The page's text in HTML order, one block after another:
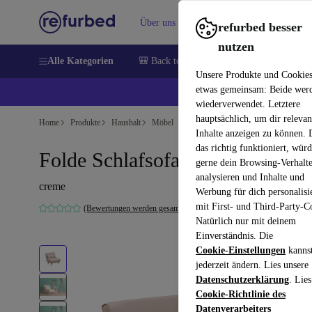
refurbed besser
nutzen
Unsere Produkte und
etwas gemeinsam: Beide
wiederverwendet. Letztere
hauptsächlich, um dir
Inhalte anzeigen zu können.
das richtig funktioniert,
gerne dein Browsing-
analysieren und Inhalte und
Werbung für dich
mit First- und Third-Party-
Natürlich nur mit deinem
Einverständnis. Die
Cookie-Einstellungen
jederzeit ändern. Lies unsere
Datenschutzerklärung.
Cookie-Richtlinie des
Datenverarbeiters
Über uns Verkaufen Hilfe
Alle Kategorien 🎒 Back to school
💰
Home Produkte Haushalt Möbel
Folde Schlafsofa 1-Sitzer Creme
creme
(Bewertungen werden gesammelt)